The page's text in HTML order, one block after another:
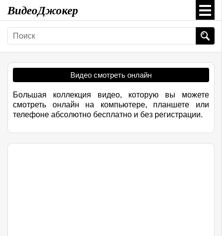
ВидеоДжокер
Видео смотреть онлайн
Большая коллекция видео, которую вы можете
смотреть онлайн на компьютере, планшете или
телефоне абсолютно бесплатно и без регистрации.